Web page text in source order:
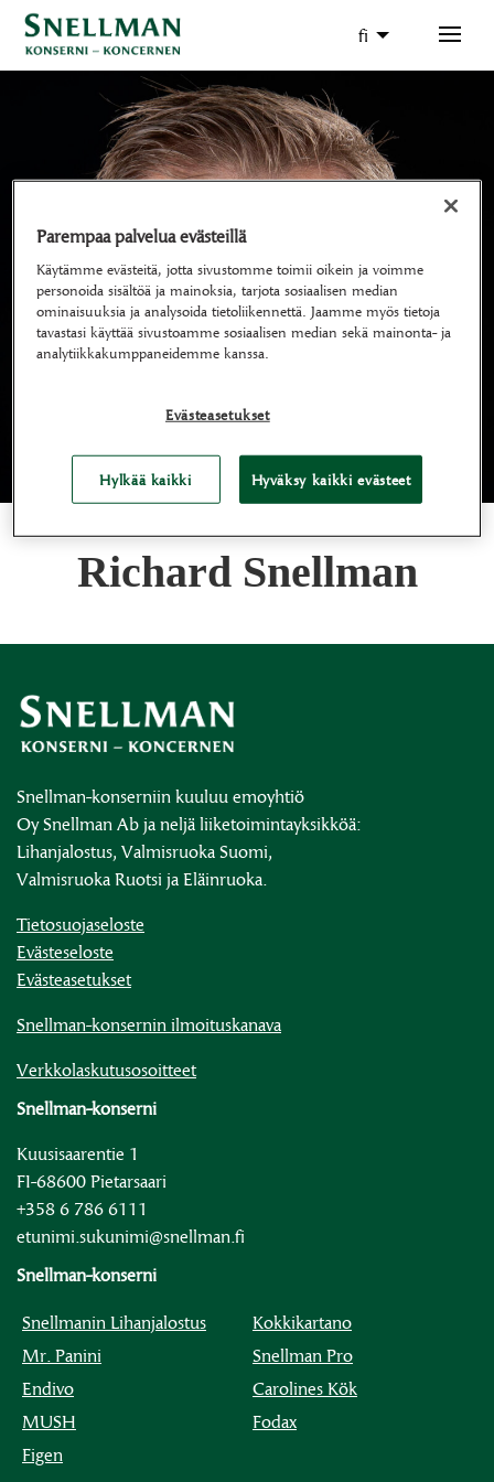
fi
Richard Snellman
Snellman-konserniin kuuluu emoyhtiö
Oy Snellman Ab ja neljä liiketoimintayksikköä:
Lihanjalostus, Valmisruoka Suomi,
Valmisruoka Ruotsi ja Eläinruoka.
Tietosuojaseloste
Evästeseloste
Evästeasetukset
Snellman-konsernin ilmoituskanava
Verkkolaskutusosoitteet
Snellman-konserni
Kuusisaarentie 1
FI-68600 Pietarsaari
+358 6 786 6111
etunimi.sukunimi@snellman.fi
Snellman-konserni
Snellmanin Lihanjalostus
Kokkikartano
Mr. Panini
Snellman Pro
Endivo
Carolines Kök
MUSH
Fodax
Figen
Parempaa palvelua evästeillä
Käytämme evästeitä, jotta sivustomme toimii oikein ja voimme
personoida sisältöä ja mainoksia, tarjota sosiaalisen median
ominaisuuksia ja analysoida tietoliikennettä. Jaamme myös tietoja
tavastasi käyttää sivustoamme sosiaalisen median sekä mainonta- ja
analytiikkakumppaneidemme kanssa.
Evästeasetukset
Hylkää kaikki Hyväksy kaikki evästeet